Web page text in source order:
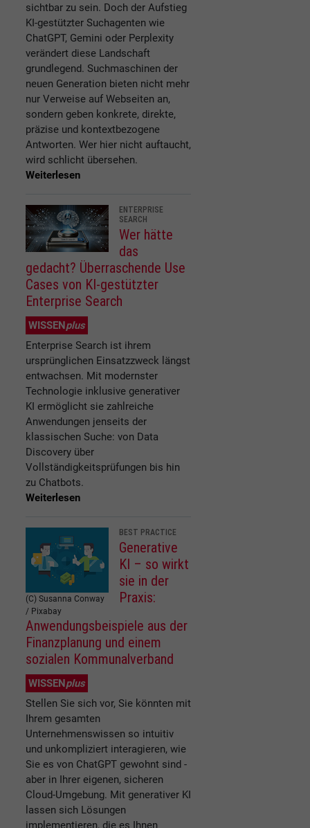
sichtbar zu sein. Doch der Aufstieg
KI-gestützter Suchagenten wie
ChatGPT, Gemini oder Perplexity
verändert diese Landschaft
grundlegend. Suchmaschinen der
neuen Generation bieten nicht mehr
nur Verweise auf Webseiten an,
sondern geben konkrete, direkte,
präzise und kontextbezogene
Antworten. Wer hier nicht auftaucht,
wird schlicht übersehen.
Weiterlesen
ENTERPRISE
SEARCH
Wer hätte
das
gedacht? Überraschende Use
Cases von KI-gestützter
Enterprise Search
WISSENplus
Enterprise Search ist ihrem
ursprünglichen Einsatzzweck längst
entwachsen. Mit modernster
Technologie inklusive generativer
KI ermöglicht sie zahlreiche
Anwendungen jenseits der
klassischen Suche: von Data
Discovery über
Vollständigkeitsprüfungen bis hin
zu Chatbots.
Weiterlesen
(C) Susanna Conway
/ Pixabay
BEST PRACTICE
Generative
KI – so wirkt
sie in der
Praxis:
Anwendungsbeispiele aus der
Finanzplanung und einem
sozialen Kommunalverband
WISSEN plus
Stellen Sie sich vor, Sie könnten mit
Ihrem gesamten
Unternehmenswissen so intuitiv
und unkompliziert interagieren, wie
Sie es von ChatGPT gewohnt sind -
aber in Ihrer eigenen, sicheren
Cloud-Umgebung. Mit generativer KI
lassen sich Lösungen